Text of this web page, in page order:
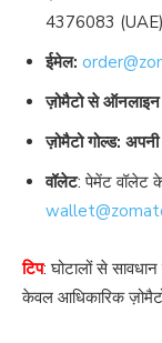
4376083 (UAE)
ईमेल:
ज़ोमैटो से
ज़ोमैटो गोल्ड: अपनी
वॉलेट: पेमेंट वॉलेट
टिप: घोटालों से
केवल आधिकारिक